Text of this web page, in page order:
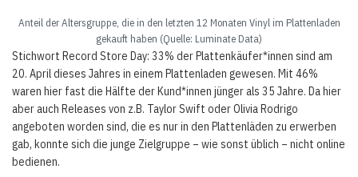
Anteil der Altersgruppe, die in den letzten 12 Monaten Vinyl im Plattenladen
gekauft haben (Quelle: Luminate Data)
Stichwort Record Store Day: 33% der Plattenkäufer*innen sind am
20. April dieses Jahres in einem Plattenladen gewesen. Mit 46%
waren hier fast die Hälfte der Kund*innen jünger als 35 Jahre. Da hier
aber auch Releases von z.B. Taylor Swift oder Olivia Rodrigo
angeboten worden sind, die es nur in den Plattenläden zu erwerben
gab, konnte sich die junge Zielgruppe – wie sonst üblich – nicht online
bedienen.